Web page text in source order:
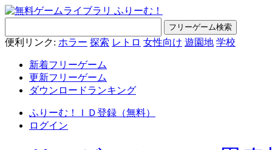
便利リンク: ホラー 探索 レトロ 女性向け 遊園地 学校
新着フリーゲーム
更新フリーゲーム
ダウンロードランキング
ふりーむ！ＩＤ登録（無料）
ログイン